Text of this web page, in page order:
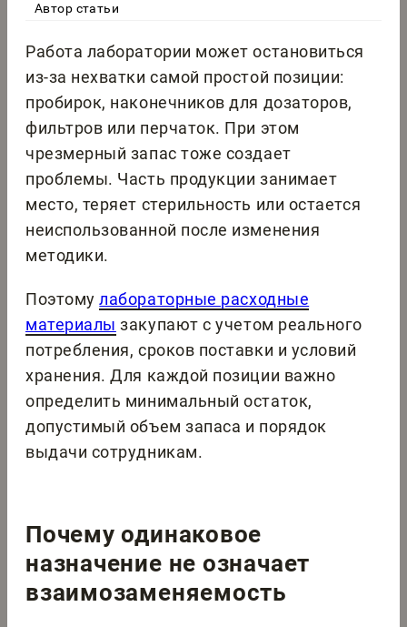
Автор статьи
Работа лаборатории может остановиться
из-за нехватки самой простой позиции:
пробирок, наконечников для дозаторов,
фильтров или перчаток. При этом
чрезмерный запас тоже создает
проблемы. Часть продукции занимает
место, теряет стерильность или остается
неиспользованной после изменения
методики.
Поэтомулабораторные расходные
материалы закупают с учетом реального
потребления, сроков поставки и условий
хранения. Для каждой позиции важно
определить минимальный остаток,
допустимый объем запаса и порядок
выдачи сотрудникам.
Почему одинаковое
назначение не означает
взаимозаменяемость